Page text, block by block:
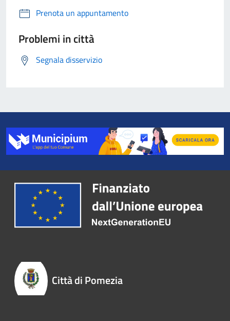
Prenota un appuntamento
Problemi in città
Segnala disservizio
Città di Pomezia